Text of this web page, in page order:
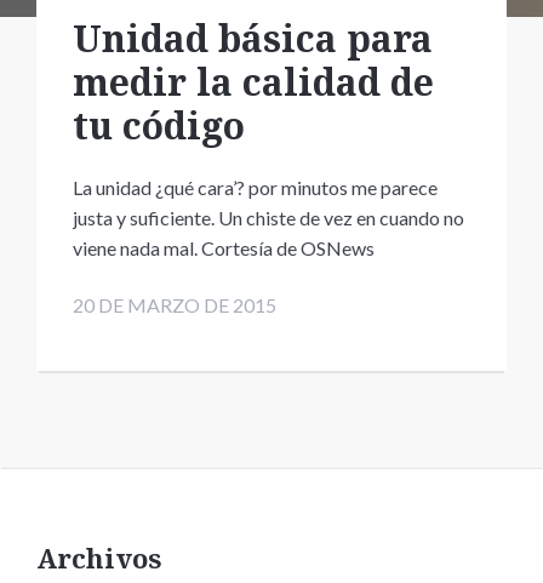
Unidad básica para
medir la calidad de
tu código
La unidad ¿qué cara’? por minutos me parece
justa y suficiente. Un chiste de vez en cuando no
viene nada mal. Cortesía de OSNews
20 DE MARZO DE 2015
Archivos